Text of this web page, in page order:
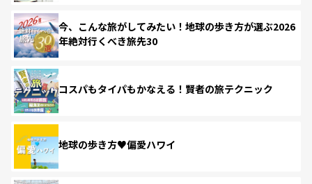
今、こんな旅がしてみたい！地球の歩き方が選ぶ2026
年絶対行くべき旅先30
コスパもタイパもかなえる！賢者の旅テクニック
地球の歩き方♥偏愛ハワイ